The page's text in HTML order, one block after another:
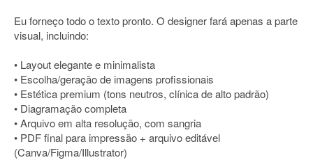
Eu forneço todo o texto pronto. O designer fará apenas a parte
visual, incluindo:
• Layout elegante e minimalista
• Escolha/geração de imagens profissionais
• Estética premium (tons neutros, clínica de alto padrão)
• Diagramação completa
• Arquivo em alta resolução, com sangria
• PDF final para impressão + arquivo editável
(Canva/Figma/Illustrator)